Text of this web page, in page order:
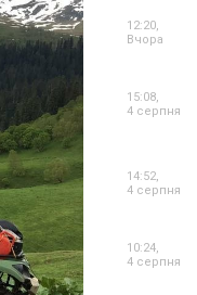
12:20,
Вчора
15:08,
4 серпня
14:52,
4 серпня
10:24,
4 серпня